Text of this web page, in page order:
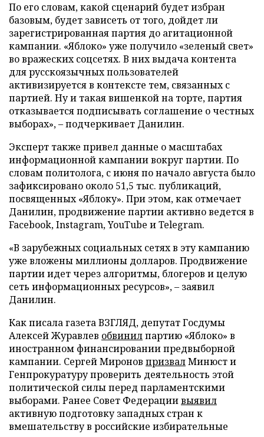
По его словам, какой сценарий будет избран
базовым, будет зависеть от того, дойдет ли
зарегистрированная партия до агитационной
кампании. «Яблоко» уже получило «зеленый свет»
во вражеских соцсетях. В них выдача контента
для русскоязычных пользователей
активизируется в контексте тем, связанных с
партией. Ну и такая вишенкой на торте, партия
отказывается подписывать соглашение о честных
выборах», – подчеркивает Данилин.
Эксперт также привел данные о масштабах
информационной кампании вокруг партии. По
словам политолога, с июня по начало августа было
зафиксировано около 51,5 тыс. публикаций,
посвященных «Яблоку». При этом, как отмечает
Данилин, продвижение партии активно ведется в
Facebook, Instagram, YouTube и Telegram.
«В зарубежных социальных сетях в эту кампанию
уже вложены миллионы долларов. Продвижение
партии идет через алгоритмы, блогеров и целую
сеть информационных ресурсов», – заявил
Данилин.
Как писала газета ВЗГЛЯД, депутат Госдумы
Алексей Журавлев обвинилпартию «Яблоко» в
иностранном финансировании предвыборной
кампании. Сергей Миронов призвалМинюст и
Генпрокуратуру проверить деятельность этой
политической силы перед парламентскими
выборами. Ранее Совет Федерациивыявил
активную подготовку западных стран к
вмешательству в российские избирательные